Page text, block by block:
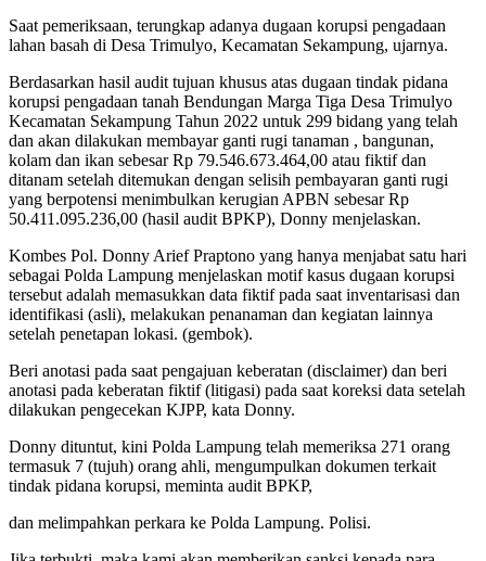
Saat pemeriksaan, terungkap adanya dugaan korupsi pengadaan
lahan basah di Desa Trimulyo, Kecamatan Sekampung, ujarnya.
Berdasarkan hasil audit tujuan khusus atas dugaan tindak pidana
korupsi pengadaan tanah Bendungan Marga Tiga Desa Trimulyo
Kecamatan Sekampung Tahun 2022 untuk 299 bidang yang telah
dan akan dilakukan membayar ganti rugi tanaman , bangunan,
kolam dan ikan sebesar Rp 79.546.673.464,00 atau fiktif dan
ditanam setelah ditemukan dengan selisih pembayaran ganti rugi
yang berpotensi menimbulkan kerugian APBN sebesar Rp
50.411.095.236,00 (hasil audit BPKP), Donny menjelaskan.
Kombes Pol. Donny Arief Praptono yang hanya menjabat satu hari
sebagai Polda Lampung menjelaskan motif kasus dugaan korupsi
tersebut adalah memasukkan data fiktif pada saat inventarisasi dan
identifikasi (asli), melakukan penanaman dan kegiatan lainnya
setelah penetapan lokasi. (gembok).
Beri anotasi pada saat pengajuan keberatan (disclaimer) dan beri
anotasi pada keberatan fiktif (litigasi) pada saat koreksi data setelah
dilakukan pengecekan KJPP, kata Donny.
Donny dituntut, kini Polda Lampung telah memeriksa 271 orang
termasuk 7 (tujuh) orang ahli, mengumpulkan dokumen terkait
tindak pidana korupsi, meminta audit BPKP,
dan melimpahkan perkara ke Polda Lampung. Polisi.